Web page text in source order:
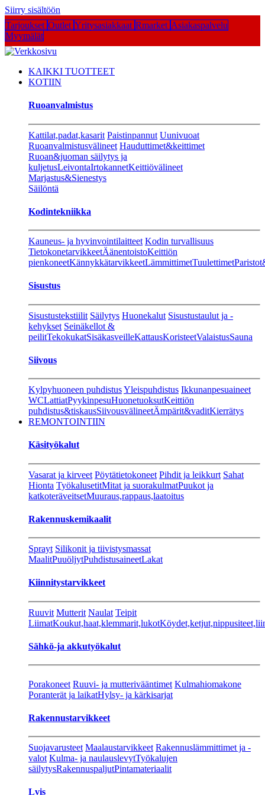
Siirry sisältöön
Tarjoukset Outlet Yritysasiakkaat Rmarket Asiakaspalvelu
Myymälät
KAIKKI TUOTTEET
KOTIIN
Ruoanvalmistus
Kattilat,padat,kasarit Paistinpannut Uunivuoat
Ruoanvalmistusvälineet Hauduttimet&keittimet
Ruoan&juoman säilytys ja
kuljetusLeivontaIrtokannetKeittiövälineet
Marjastus&Sienestys
Säilöntä
Kodintekniikka
Kauneus- ja hyvinvointilaitteet Kodin turvallisuus
TietokonetarvikkeetÄänentoistoKeittiön
pienkoneetKännykkätarvikkeetLämmittimetTuulettimet
Sisustus
Sisustustekstiilit Säilytys Huonekalut Sisustustaulut ja -
kehykset Seinäkellot &
peilitTekokukatSisäkasveilleKattausKoristeetValaistusSauna
Siivous
Kylpyhuoneen puhdistusYleispuhdistus Ikkunanpesuaineet
WCLattiatPyykinpesuHuonetuoksutKeittiön
puhdistus&tiskausSiivousvälineetÄmpärit&vaditKierrätys
REMONTOINTIIN
Käsityökalut
Vasarat ja kirveet Pöytätietokoneet Pihdit ja leikkurt Sahat
Hionta TyökalusetitMitat ja suorakulmatPuukot ja
katkoteräveitsetMuuraus,rappaus,laatoitus
Rakennuskemikaalit
Sprayt Silikonit ja tiivistysmassat
MaalitPuuöljytPuhdistusaineetLakat
Kiinnitystarvikkeet
Ruuvit Mutterit Naulat Teipit
LiimatKoukut,haat,klemmarit,lukot
Sähkö-ja akkutyökalut
Porakoneet Ruuvi- ja mutterivääntimet Kulmahiomakone
Poranterät ja laikatHylsy- ja kärkisarjat
Rakennustarvikkeet
Suojavarusteet Maalaustarvikkeet Rakennuslämmittimet ja -
valot Kulma- ja naulauslevytTyökalujen
säilytysRakennuspaljutPintamateriaalit
Lvis